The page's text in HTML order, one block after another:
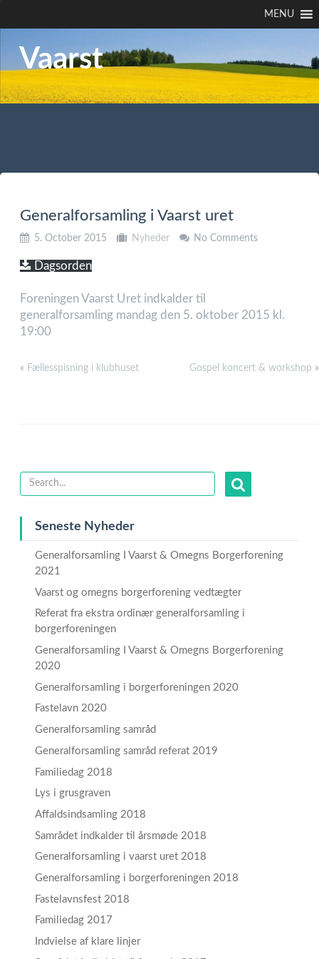
MENU
Vaarst
Generalforsamling i Vaarst uret
5. October 2015 Nyheder No Comments
Dagsorden
Foreningen Vaarst Uret indkalder til
generalforsamling mandag den 5. oktober 2015 kl.
19:00
« Fællesspisning i klubhuset Gospel koncert & workshop »
Seneste Nyheder
Generalforsamling I Vaarst & Omegns Borgerforening
2021
Vaarst og omegns borgerforening vedtægter
Referat fra ekstra ordinær generalforsamling i
borgerforeningen
Generalforsamling I Vaarst & Omegns Borgerforening
2020
Generalforsamling i borgerforeningen 2020
Fastelavn 2020
Generalforsamling samråd
Generalforsamling samråd referat 2019
Familiedag 2018
Lys i grusgraven
Affaldsindsamling 2018
Samrådet indkalder til årsmøde 2018
Generalforsamling i vaarst uret 2018
Generalforsamling i borgerforeningen 2018
Fastelavnsfest 2018
Familiedag 2017
Indvielse af klare linjer